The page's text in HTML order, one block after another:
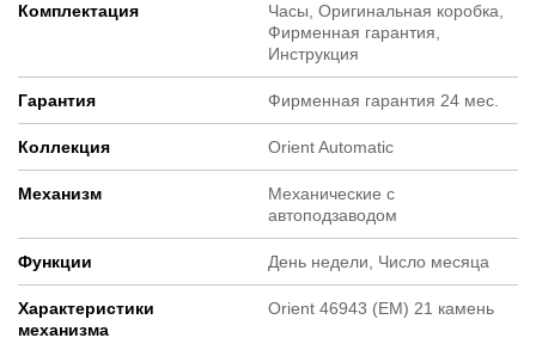
Комплектация
Часы, Оригинальная коробка,
Фирменная гарантия,
Инструкция
Гарантия Фирменная гарантия 24 мес.
Коллекция Orient Automatic
Механизм
Механические с
автоподзаводом
Функции День недели, Число месяца
Характеристики
механизма
Orient 46943 (EM) 21 камень